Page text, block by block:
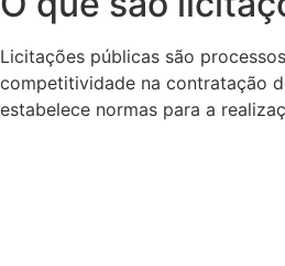
Licitações públicas são
competitividade na contratação
estabelece normas para a